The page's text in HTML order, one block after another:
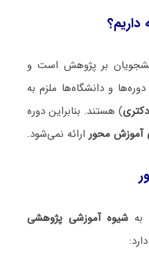
داریم؟
بر پژوهش است و
و دانشگاه‌ها ملزم به
) هستند. بنابراین دوره
آموزش محورارائه نمی‌شود.
به شیوه آموزشی پژوهشی